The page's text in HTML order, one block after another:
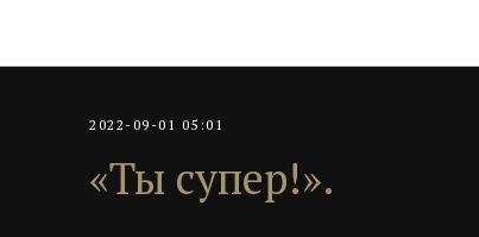
2022-09-01 05:01
«Ты супер!».